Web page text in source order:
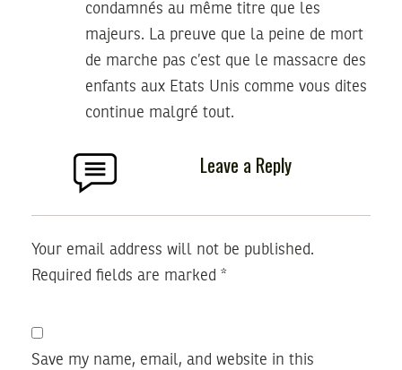
condamnés au même titre que les
majeurs. La preuve que la peine de mort
de marche pas c’est que le massacre des
enfants aux Etats Unis comme vous dites
continue malgré tout.
Leave a Reply
Your email address will not be published.
Required fields are marked *
Save my name, email, and website in this